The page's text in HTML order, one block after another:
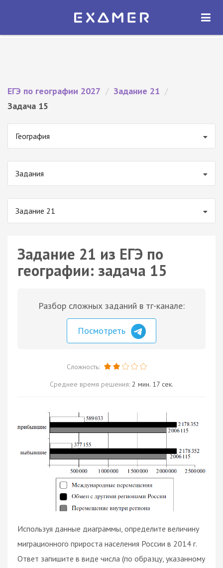
Экзамер — ЕГЭ 2027
ОТКРЫТЬ
ЕГЭ по географии 2027 / Задание 21 /
Задача 15
География
Задания
Задание 21
Задание 21 из ЕГЭ по
географии: задача 15
Разбор сложных заданий в тг-канале:
Посмотреть
Сложность:
Среднее время решения: 2 мин. 17 сек.
Используя данные диаграммы, определите величину
миграционного прироста населения России в 2014 г.
Ответ запишите в виде числа (по образцу, указанному